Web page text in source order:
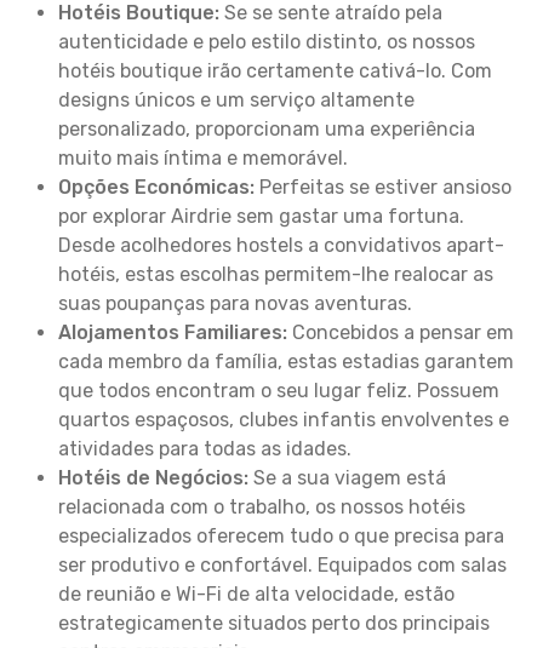
Hotéis Boutique: Se se sente atraído pela
autenticidade e pelo estilo distinto, os nossos
hotéis boutique irão certamente cativá-lo. Com
designs únicos e um serviço altamente
personalizado, proporcionam uma experiência
muito mais íntima e memorável.
Opções Económicas: Perfeitas se estiver ansioso
por explorar Airdrie sem gastar uma fortuna.
Desde acolhedores hostels a convidativos apart-
hotéis, estas escolhas permitem-lhe realocar as
suas poupanças para novas aventuras.
Alojamentos Familiares: Concebidos a pensar em
cada membro da família, estas estadias garantem
que todos encontram o seu lugar feliz. Possuem
quartos espaçosos, clubes infantis envolventes e
atividades para todas as idades.
Hotéis de Negócios: Se a sua viagem está
relacionada com o trabalho, os nossos hotéis
especializados oferecem tudo o que precisa para
ser produtivo e confortável. Equipados com salas
de reunião e Wi-Fi de alta velocidade, estão
estrategicamente situados perto dos principais